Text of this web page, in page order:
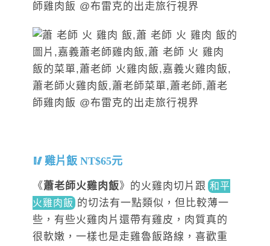
雞片飯 NT$65元
《蕭老師火雞肉飯》 的火雞肉切片 跟 和平
火雞肉飯 的切法有一點類似，但比較薄一
些，有些火雞肉片還帶有雞皮，肉質真的
很軟嫩，一樣也是走雞魯飯路線，喜歡重